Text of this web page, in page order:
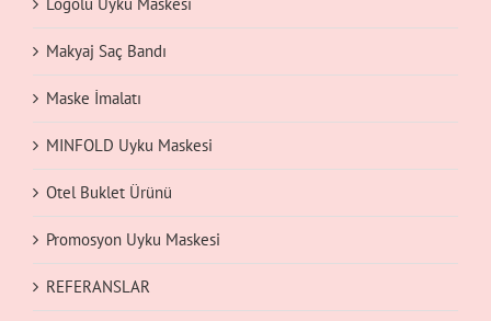
Logolu Uyku Maskesi
Makyaj Saç Bandı
Maske İmalatı
MINFOLD Uyku Maskesi
Otel Buklet Ürünü
Promosyon Uyku Maskesi
REFERANSLAR